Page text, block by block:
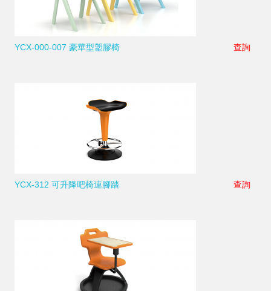
YCX-000-007 豪華型塑膠椅 查詢
YCX-312 可升降吧椅連腳踏 查詢